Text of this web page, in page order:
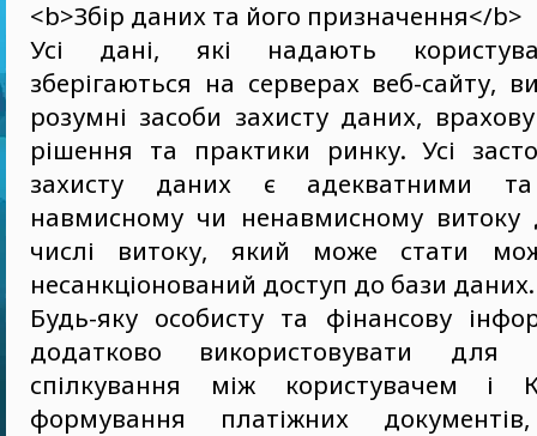
<b>Збір даних та його призначення</b>
Усі дані, які надають
зберігаються на серверах веб-сайту,
розумні засоби захисту даних,
рішення та практики ринку. Усі
захисту даних є адекватними та
навмисному чи ненавмисному
числі витоку, який може стати
несанкціонований доступ до бази даних.
Будь-яку особисту та фінансову
додатково використовувати для
спілкування між користувачем і
формування платіжних